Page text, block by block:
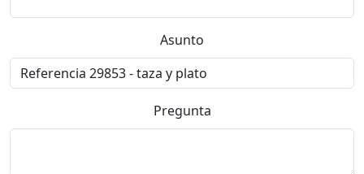
Asunto
Pregunta